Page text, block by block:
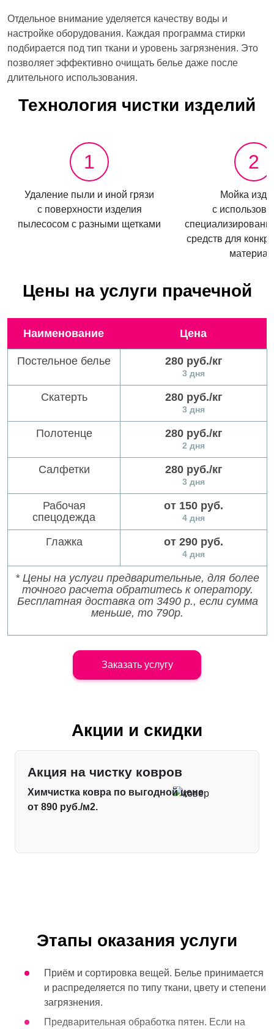
Отдельное внимание уделяется качеству воды и
настройке оборудования. Каждая программа стирки
подбирается под тип ткани и уровень загрязнения. Это
позволяет эффективно очищать белье даже после
длительного использования.
Технология чистки изделий
1
Удаление пыли и иной грязи
с поверхности изделия
пылесосом с разными щетками
2
Мойка
с
средств для
Цены на услуги прачечной
Наименование Цена
Постельное белье 280 руб./кг
3 дня
Скатерть 280 руб./кг
3 дня
Полотенце 280 руб./кг
2 дня
Салфетки 280 руб./кг
3 дня
Рабочая
спецодежда
от 150 руб.
4 дня
Глажка от 290 руб.
4 дня
* Цены на услуги предварительные, для более
точного расчета обратитесь к оператору.
Бесплатная доставка от 3490 р., если сумма
меньше, то 790р.
Заказать услугу
Акции и скидки
Акция на чистку ковров
Химчистка ковра по выгодной цене
от 890 руб./м2.
Этапы оказания услуги
Приём и сортировка вещей. Белье принимается
и распределяется по типу ткани, цвету и степени
загрязнения.
Предварительная обработка пятен. Если на